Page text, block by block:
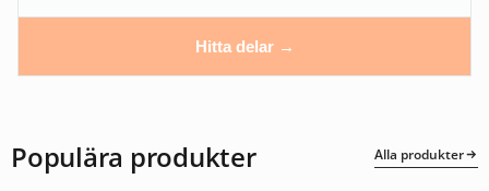
Hitta delar →
Populära produkter Alla produkter